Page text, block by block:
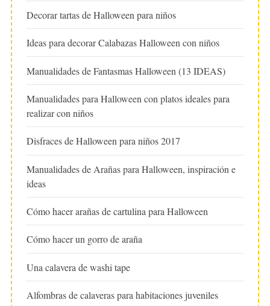
Decorar tartas de Halloween para niños
Ideas para decorar Calabazas Halloween con niños
Manualidades de Fantasmas Halloween (13 IDEAS)
Manualidades para Halloween con platos ideales para
realizar con niños
Disfraces de Halloween para niños 2017
Manualidades de Arañas para Halloween, inspiración e
ideas
Cómo hacer arañas de cartulina para Halloween
Cómo hacer un gorro de araña
Una calavera de washi tape
Alfombras de calaveras para habitaciones juveniles